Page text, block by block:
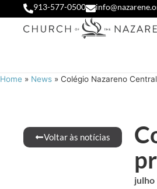
913-577-0500
Home » News » Colégio Nazareno
Voltar às notícias
julho